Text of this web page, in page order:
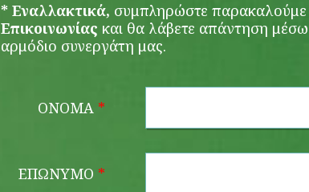
* Εναλλακτικά, συμπληρώστε
Επικοινωνίας και θα λάβετε απάντηση
αρμόδιο συνεργάτη μας.
ΟΝΟΜΑ *
ΕΠΩΝΥΜΟ *